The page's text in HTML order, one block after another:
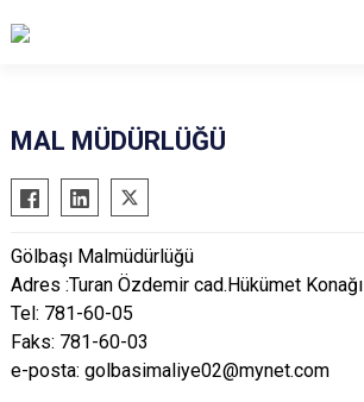
Besni
Çelikhan
Gerger
Gölbaşı
Kahta
Samsat
MAL MÜDÜRLÜĞÜ
Gölbaşı Malmüdürlüğü
Adres :Turan Özdemir cad.Hükümet Konağı
Tel: 781-60-05
Faks: 781-60-03
e-posta: golbasimaliye02@mynet.com